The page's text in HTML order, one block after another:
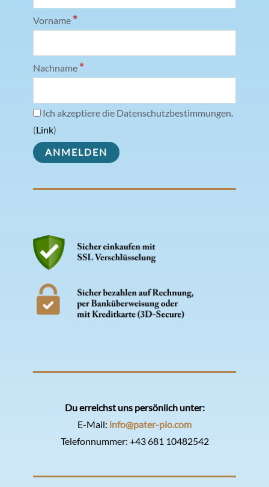
Vorname *
Nachname *
Ich akzeptiere die Datenschutzbestimmungen.
(Link)
Du erreichst uns persönlich unter:
E-Mail: info@pater-pio.com
Telefonnummer: +43 681 10482542